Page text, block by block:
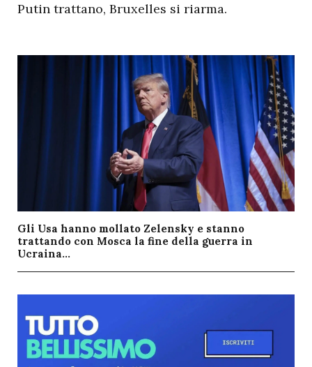
Putin trattano, Bruxelles si riarma.
Gli Usa hanno mollato Zelensky e stanno
trattando con Mosca la fine della guerra in
Ucraina...